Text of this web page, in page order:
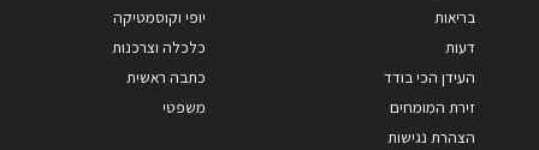
בריאות
דעות
העידן הכי בודד
זירת המומחים
הצהרת נגישות
יופי וקוסמטיקה
כלכלה וצרכנות
כתבה ראשית
משפטי